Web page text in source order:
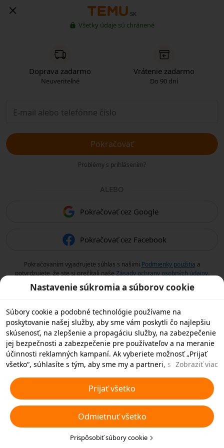
SK
Všetky údaje sú chránené
Doprava zadarmo
Neuveriteľné
Vrátenie zadarmo
Do 90 dní
Pokračovať
Problémy s prihlásením?
ALEBO
Pokračovať cez Google
Pokračovať cez Facebook
Pokračovaním vyjadrujete súhlas s našimi Podmienky použitia a
potvrdzujete, že ste si prečítali naše Zásady ochrany osobných údajov.
Nastavenie súkromia a súborov cookie
Súbory cookie a podobné technológie používame na
poskytovanie našej služby, aby sme vám poskytli čo najlepšiu
skúsenosť, na zlepšenie a propagáciu služby, na zabezpečenie
jej bezpečnosti a zabezpečenie pre používateľov a na meranie
účinnosti reklamných kampaní. Ak vyberiete možnosť „Prijať
všetko“, súhlasíte s tým, aby sme my a partneri, s ktorými
technológie vo vašom zariadení na reklamné účely. Môžete tiež
zvoliť možnosť „Odmietnuť všetky“ nedôležité súbory cookie
alebo vybrať, ktoré typy súborov cookie chcete prijať alebo
zakázať, kliknutím na tlačidlo „Prispôsobiť súbory cookie“ nižšie
alebo kedykoľvek v nastaveniach ochrany osobných údajov.
Viac informácií nájdete v našichPravidlách týkajúcich sa
Zobraziť viac
Prijať všetko
Odmietnuť všetko
Prispôsobiť súbory cookie